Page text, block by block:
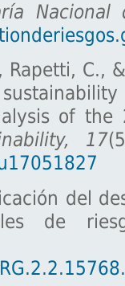
Rapetti, C.,
of the
17
del
de